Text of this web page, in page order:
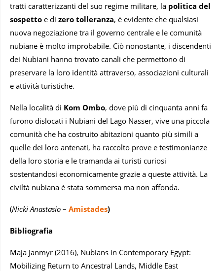
tratti caratterizzanti del suo regime militare, la politica del
sospetto e di zero tolleranza, è evidente che qualsiasi
nuova negoziazione tra il governo centrale e le comunità
nubiane è molto improbabile. Ciò nonostante, i discendenti
dei Nubiani hanno trovato canali che permettono di
preservare la loro identità attraverso, associazioni culturali
e attività turistiche.
Nella località di Kom Ombo, dove più di cinquanta anni fa
furono dislocati i Nubiani del Lago Nasser, vive una piccola
comunità che ha costruito abitazioni quanto più simili a
quelle dei loro antenati, ha raccolto prove e testimonianze
della loro storia e le tramanda ai turisti curiosi
sostentandosi economicamente grazie a queste attività. La
civiltà nubiana è stata sommersa ma non affonda.
(Nicki Anastasio – Amistades)
Bibliografia
Maja Janmyr (2016), Nubians in Contemporary Egypt:
Mobilizing Return to Ancestral Lands, Middle East